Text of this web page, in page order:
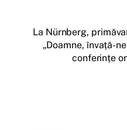
La Nürnberg,
„Doamne, învață-
conferințe